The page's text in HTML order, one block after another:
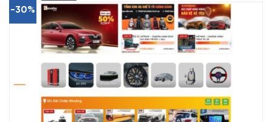
-30%